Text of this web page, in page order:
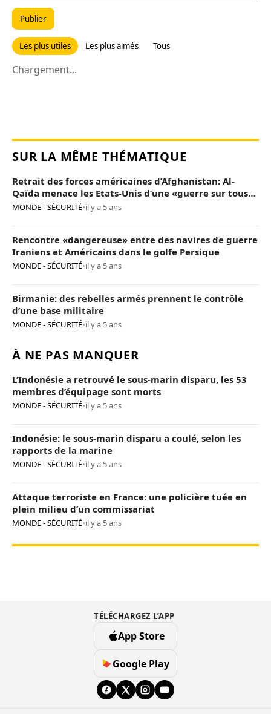
Publier
Les plus utiles Les plus aimés Tous
Chargement...
SUR LA MÊME THÉMATIQUE
Retrait des forces américaines d’Afghanistan: Al-
Qaïda menace les Etats-Unis d’une «guerre sur tous
les fronts»
MONDE - SÉCURITÉ•il y a 5 ans
Rencontre «dangereuse» entre des navires de guerre
Iraniens et Américains dans le golfe Persique
MONDE - SÉCURITÉ•il y a 5 ans
Birmanie: des rebelles armés prennent le contrôle
d’une base militaire
MONDE - SÉCURITÉ•il y a 5 ans
À NE PAS MANQUER
L’Indonésie a retrouvé le sous-marin disparu, les 53
membres d’équipage sont morts
MONDE - SÉCURITÉ•il y a 5 ans
Indonésie: le sous-marin disparu a coulé, selon les
rapports de la marine
MONDE - SÉCURITÉ•il y a 5 ans
Attaque terroriste en France: une policière tuée en
plein milieu d’un commissariat
MONDE - SÉCURITÉ•il y a 5 ans
TÉLÉCHARGEZ L’APP
App Store
Google Play